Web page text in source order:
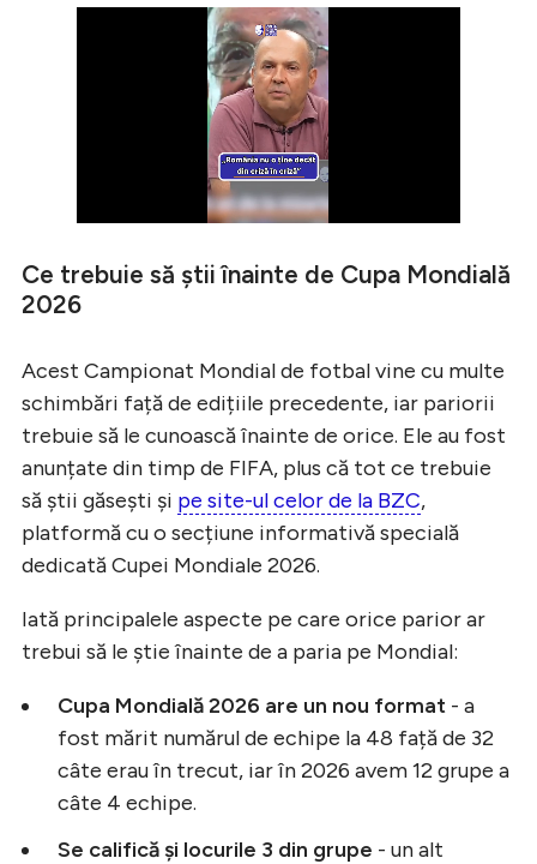
Ce trebuie să știi înainte de Cupa Mondială
2026
Acest Campionat Mondial de fotbal vine cu multe
schimbări față de edițiile precedente, iar pariorii
trebuie să le cunoască înainte de orice. Ele au fost
anunțate din timp de FIFA, plus că tot ce trebuie
să știi găsești și pe site-ul celor de la BZC,
platformă cu o secțiune informativă specială
dedicată Cupei Mondiale 2026.
Iată principalele aspecte pe care orice parior ar
trebui să le știe înainte de a paria pe Mondial:
Cupa Mondială 2026 are un nou format - a
fost mărit numărul de echipe la 48 față de 32
câte erau în trecut, iar în 2026 avem 12 grupe a
câte 4 echipe.
Se califică și locurile 3 din grupe - un alt